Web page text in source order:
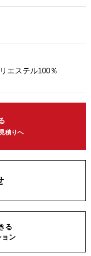
エステル100％
積りへ
る
ョン